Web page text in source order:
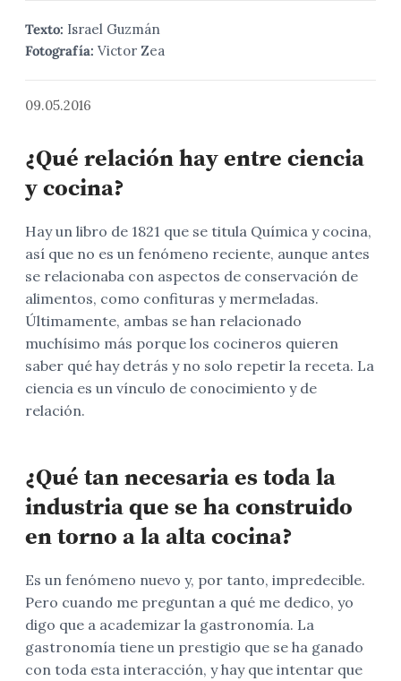
Texto: Israel Guzmán
Fotografía: Victor Zea
09.05.2016
¿Qué relación hay entre ciencia
y cocina?
Hay un libro de 1821 que se titula Química y cocina,
así que no es un fenómeno reciente, aunque antes
se relacionaba con aspectos de conservación de
alimentos, como confituras y mermeladas.
Últimamente, ambas se han relacionado
muchísimo más porque los cocineros quieren
saber qué hay detrás y no solo repetir la receta. La
ciencia es un vínculo de conocimiento y de
relación.
¿Qué tan necesaria es toda la
industria que se ha construido
en torno a la alta cocina?
Es un fenómeno nuevo y, por tanto, impredecible.
Pero cuando me preguntan a qué me dedico, yo
digo que a academizar la gastronomía. La
gastronomía tiene un prestigio que se ha ganado
con toda esta interacción, y hay que intentar que